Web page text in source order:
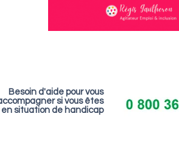
Besoin d'aide pour vous
si vous êtes
en situation de handicap